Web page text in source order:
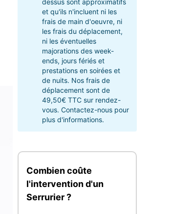
dessus sont approximatifs
et qu'ils n'incluent ni les
frais de main d'oeuvre, ni
les frais du déplacement,
ni les éventuelles
majorations des week-
ends, jours fériés et
prestations en soirées et
de nuits. Nos frais de
déplacement sont de
49,50€ TTC sur rendez-
vous. Contactez-nous pour
plus d'informations.
Combien coûte
l'intervention d'un
Serrurier ?